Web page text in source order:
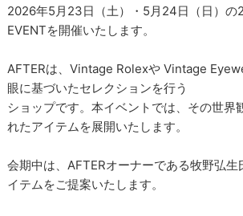
2026年5月23日（土）・5月24日（日）の
EVENTを開催いたします。
AFTERは、Vintage Rolexや Vintage
眼に基づいたセレクションを行う
ショップです。本イベントでは、その世界
れたアイテムを展開いたします。
会期中は、AFTERオーナーである牧野弘生
イテムをご提案いたします。